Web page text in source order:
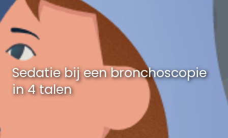
Sedatie bij een bronchoscopie
in 4 talen